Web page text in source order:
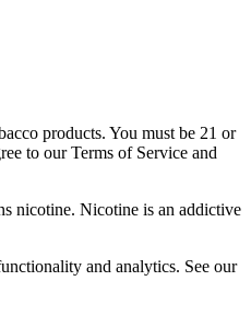
products. You must be 21 or
to our Terms of Service and
nicotine. Nicotine is an addictive
and analytics. See our